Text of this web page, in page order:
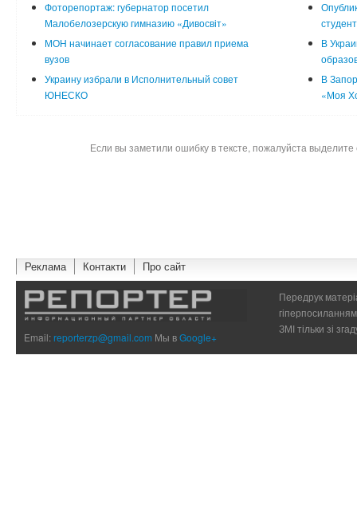
Фоторепортаж: губернатор посетил
Малобелозерскую гимназию «Дивосвіт»
МОН начинает согласование правил приема
вузов
В
Украину избрали в Исполнительный совет
ЮНЕСКО
В
«Моя
Если вы заметили ошибку в тексте, пожалуйста
Реклама Контакти Про сайт
Email:reporterzp@gmail.com Мы вGoogle+
Передрук
ЗМІ тільки зі